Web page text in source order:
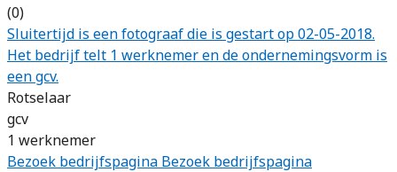
(0)
Sluitertijd is een fotograaf die is gestart op 02-05-2018.
Het bedrijf telt 1 werknemer en de ondernemingsvorm is
een gcv.
Rotselaar
gcv
1 werknemer
Bezoek bedrijfspagina Bezoek bedrijfspagina